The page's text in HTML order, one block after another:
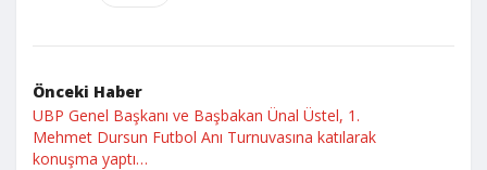
Önceki Haber
UBP Genel Başkanı ve Başbakan Ünal Üstel, 1.
Mehmet Dursun Futbol Anı Turnuvasına katılarak
konuşma yaptı…